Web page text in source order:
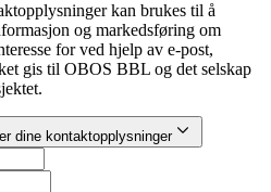
kan brukes til å
og markedsføring om
for ved hjelp av e-post,
gis til OBOS BBL og det selskap
dine kontaktopplysninger